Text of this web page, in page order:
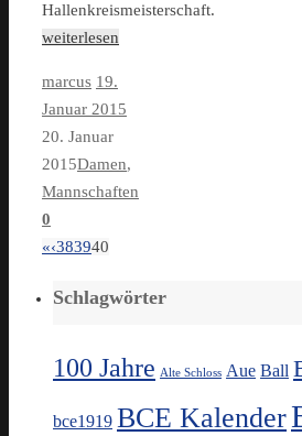
Hallenkreismeisterschaft.
weiterlesen
marcus 19.
Januar 2015
20. Januar
2015Damen,
Mannschaften
0
«‹383940
Schlagwörter
100 Jahre Alte Schloss Aue Ball
bce1919 BCE Kalender